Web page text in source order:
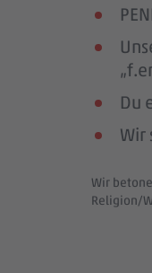
Du
Wir
Wir
Religion/